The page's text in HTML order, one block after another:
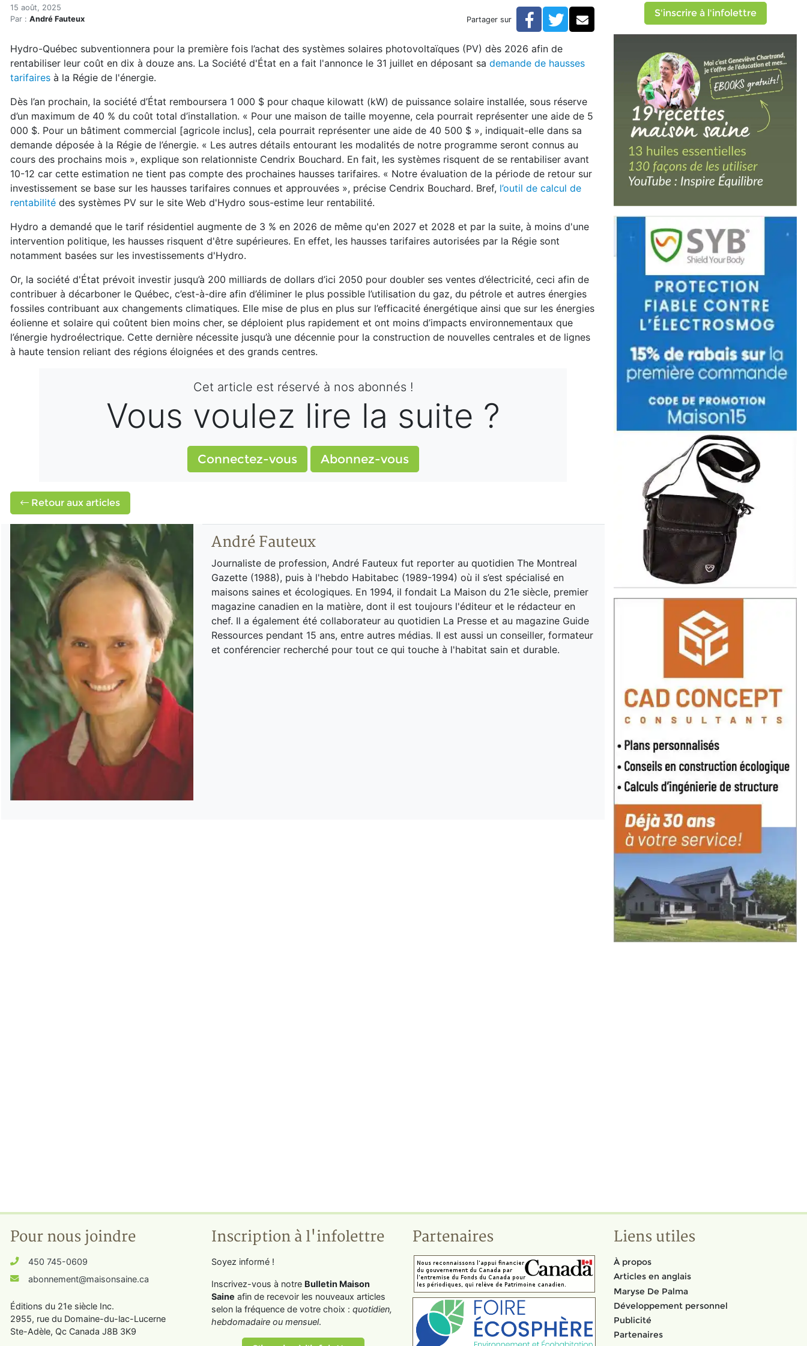
Accueil
Articles
Subventions : Hydro multiplie son objectif d’électrification solaire (réservé)
Subventions : Hydro multiplie son objectif d’électrification solaire (réservé)
15 août, 2025
Par : André Fauteux Partager sur Facebook
TwitterCourriel
Hydro-Québec subventionnera pour la première fois l’achat des systèmes solaires photovoltaïques (PV) dès 2026 afin de
rentabiliser leur coût en dix à douze ans. La Société d'État en a fait l'annonce le 31 juillet en déposant sa demande de hausses
tarifaires à la Régie de l'énergie.
Dès l’an prochain, la société d’État remboursera 1 000 $ pour chaque kilowatt (kW) de puissance solaire installée, sous réserve
d’un maximum de 40 % du coût total d’installation. « Pour une maison de taille moyenne, cela pourrait représenter une aide de 5
000 $. Pour un bâtiment commercial [agricole inclus], cela pourrait représenter une aide de 40 500 $ », indiquait-elle dans sa
demande déposée à la Régie de l’énergie. « Les autres détails entourant les modalités de notre programme seront connus au
cours des prochains mois », explique son relationniste Cendrix Bouchard. En fait, les systèmes risquent de se rentabiliser avant
10-12 car cette estimation ne tient pas compte des prochaines hausses tarifaires. « Notre évaluation de la période de retour sur
investissement se base sur les hausses tarifaires connues et approuvées », précise Cendrix Bouchard. Bref, l’outil de calcul de
rentabilité des systèmes PV sur le site Web d'Hydro sous-estime leur rentabilité.
Hydro a demandé que le tarif résidentiel augmente de 3 % en 2026 de même qu'en 2027 et 2028 et par la suite, à moins d'une
intervention politique, les hausses risquent d'être supérieures. En effet, les hausses tarifaires autorisées par la Régie sont
notamment basées sur les investissements d'Hydro.
Or, la société d'État prévoit investir jusqu’à 200 milliards de dollars d’ici 2050 pour doubler ses ventes d’électricité, ceci afin de
contribuer à décarboner le Québec, c’est-à-dire afin d’éliminer le plus possible l’utilisation du gaz, du pétrole et autres énergies
fossiles contribuant aux changements climatiques. Elle mise de plus en plus sur l’efficacité énergétique ainsi que sur les énergies
éolienne et solaire qui coûtent bien moins cher, se déploient plus rapidement et ont moins d’impacts environnementaux que
l’énergie hydroélectrique. Cette dernière nécessite jusqu’à une décennie pour la construction de nouvelles centrales et de lignes
à haute tension reliant des régions éloignées et des grands centres.
Cet article est réservé à nos abonnés !
Vous voulez lire la suite ?
Connectez-vous Abonnez-vous
Retour aux articles
André Fauteux
Journaliste de profession, André Fauteux fut reporter au quotidien The Montreal
Gazette (1988), puis à l'hebdo Habitabec (1989-1994) où il s’est spécialisé en
maisons saines et écologiques. En 1994, il fondait La Maison du 21e siècle, premier
magazine canadien en la matière, dont il est toujours l'éditeur et le rédacteur en
chef. Il a également été collaborateur au quotidien La Presse et au magazine Guide
Ressources pendant 15 ans, entre autres médias. Il est aussi un conseiller, formateur
et conférencier recherché pour tout ce qui touche à l'habitat sain et durable.
S'inscrire à l'infolettre
Pour nous joindre
450 745-0609
abonnement@maisonsaine.ca
Éditions du 21e siècle Inc.
2955, rue du Domaine-du-lac-Lucerne
Ste-Adèle, Qc Canada J8B 3K9
Inscription à l'infolettre
Soyez informé !
Inscrivez-vous à notre Bulletin Maison
Saine afin de recevoir les nouveaux articles
selon la fréquence de votre choix : quotidien,
hebdomadaire ou mensuel.
Partenaires Liens utiles
À propos
Articles en anglais
Maryse De Palma
Développement personnel
Publicité
Partenaires